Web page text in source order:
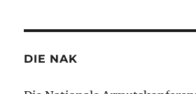
DIE NAK